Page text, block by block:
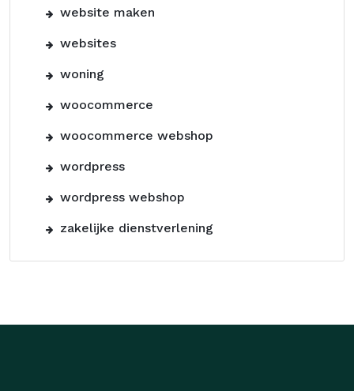
website maken
websites
woning
woocommerce
woocommerce webshop
wordpress
wordpress webshop
zakelijke dienstverlening